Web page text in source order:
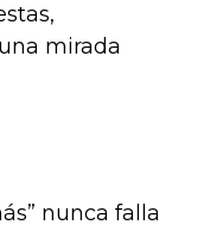
mirada
nunca falla